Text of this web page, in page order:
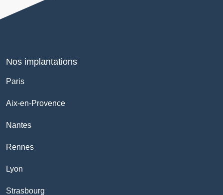
Nos implantations
Paris
Aix-en-Provence
Nantes
Rennes
Lyon
Strasbourg